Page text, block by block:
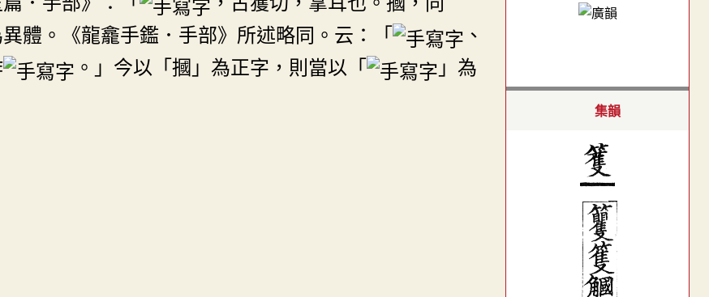
體。《龍龕手鑑．手部》所述略同。云：「
、
。」今以「摑」為正字，則當以「
」為
集韻